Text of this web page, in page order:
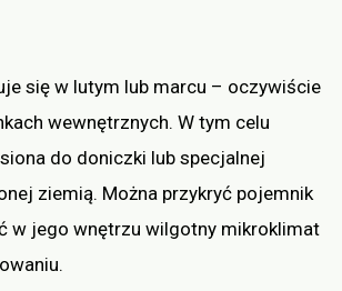
się w lutym lub marcu – oczywiście
wewnętrznych. W tym celu
do doniczki lub specjalnej
ziemią. Można przykryć pojemnik
w jego wnętrzu wilgotny mikroklimat